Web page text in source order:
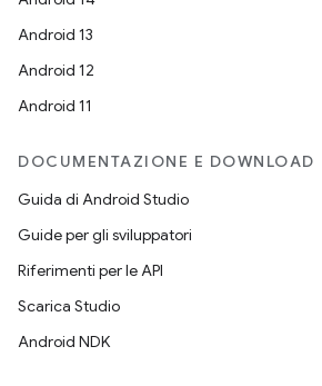
Android 13
Android 12
Android 11
DOCUMENTAZIONE E DOWNLOAD
Guida di Android Studio
Guide per gli sviluppatori
Riferimenti per le API
Scarica Studio
Android NDK